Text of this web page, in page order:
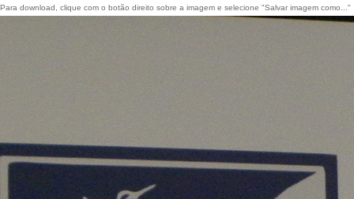
Para download, clique com o botão direito sobre a imagem e selecione "Salvar imagem como..."